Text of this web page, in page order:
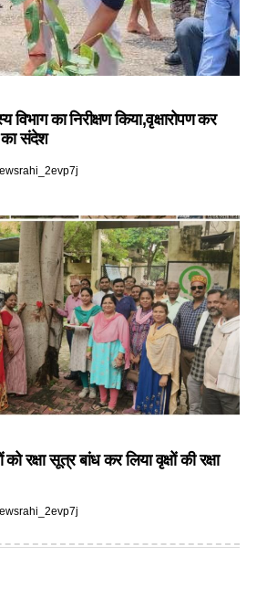
का निरीक्षण किया,वृक्षारोपण कर
का संदेश
को रक्षा सूत्र बांध कर लिया वृक्षों की रक्षा